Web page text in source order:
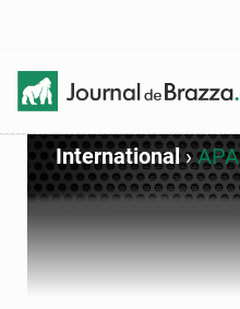
International›APA